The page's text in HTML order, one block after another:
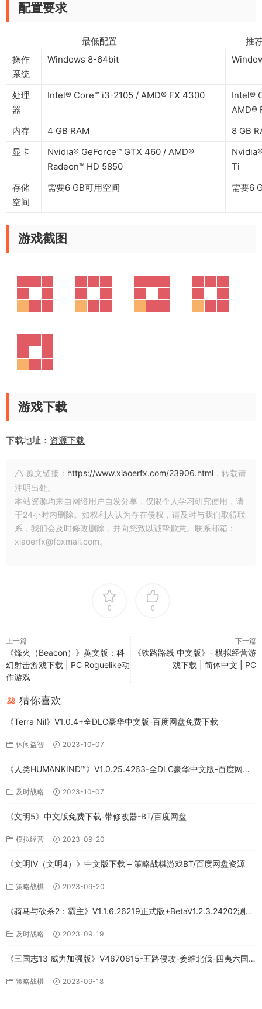
配置要求
最低配置 推荐配
操作
系统
Windows 8-64bit
处理
器
Intel® Core™ i3-2105 / AMD® FX 4300
Intel®
AMD®
内存
4 GB RAM
8 GB
显卡
Nvidia® GeForce™ GTX 460 / AMD®
Radeon™ HD 5850
Ti
存储
空间
需要6 GB可用空间 需要6
游戏截图
游戏下载
下载地址： 资源下载
原文链接： https://www.xiaoerfx.com/23906.html ，转载请
注明出处。
本站资源均来自网络用户自发分享，仅限个人学习研究使用，请
于24小时内删除。如权利人认为存在侵权，请及时与我们取得联
系，我们会及时修改删除，并向您致以诚挚歉意。联系邮箱：
xiaoerfx@foxmail.com。
0 0
上一篇
《烽火（Beacon）》英文版：科
幻射击游戏下载 | PC Roguelike动
作游戏
下一篇
《铁路路线 中文版》- 模拟经营游
戏下载 | 简体中文 | PC
猜你喜欢
《Terra Nil》V1.0.4+全DLC豪华中文版-百度网盘免费下载
休闲益智 2023-10-07
《人类HUMANKIND™》V1.0.25.4263-全DLC豪华中文版-百度网盘
及时战略 2023-10-07
《文明5》中文版免费下载-带修改器-BT/百度网盘
模拟经营 2023-09-20
《文明IV（文明4）》中文版下载 – 策略战棋游戏BT/百度网盘资源
策略战棋 2023-09-20
《骑马与砍杀2：霸主》V1.1.6.26219正式版+BetaV1.2.3.24202测试
及时战略 2023-09-19
《三国志13 威力加强版》V4670615-五路侵攻-姜维北伐-四夷六国
策略战棋 2023-09-18